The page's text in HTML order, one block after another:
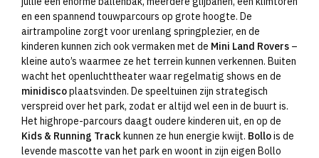
en een spannend touwparcours op grote hoogte. De
airtrampoline zorgt voor urenlang springplezier, en de
kinderen kunnen zich ook vermaken met de Mini Land Rovers –
kleine auto’s waarmee ze het terrein kunnen verkennen. Buiten
wacht het openluchttheater waar regelmatig shows en de
minidiscoplaatsvinden. De speeltuinen zijn strategisch
verspreid over het park, zodat er altijd wel een in de buurt is.
Het highrope-parcours daagt oudere kinderen uit, en op de
Kids & Running Trackkunnen ze hun energie kwijt. Bollois de
levende mascotte van het park en woont in zijn eigen Bollo